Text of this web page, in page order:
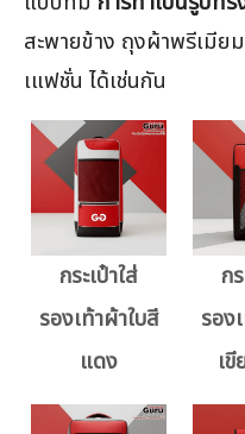
สะพายข้าง ถุงผ้าพรีเมี
เแฟชั่น ได้เช่นกัน
กระเป๋าใส่
รองเท้าผ้าใบสี
แดง
ก
รอง
เ